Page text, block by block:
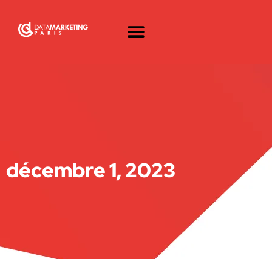
décembre 1, 2023